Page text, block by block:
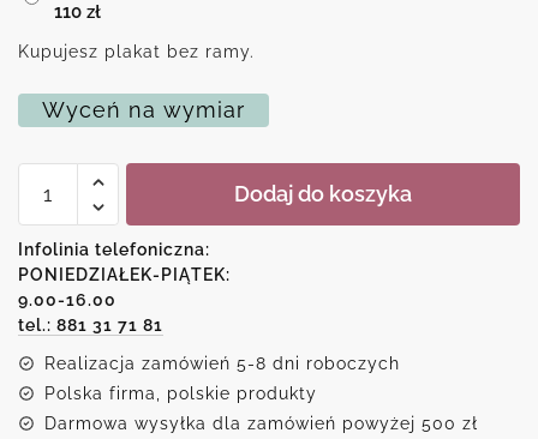
110 zł
Kupujesz plakat bez ramy.
Wyceń na wymiar
Plakat
świata
Dodaj do koszyka
Infolinia telefoniczna:
PONIEDZIAŁEK-PIĄTEK:
9.00-16.00
tel.: 881 31 71 81
Realizacja zamówień 5-8 dni roboczych
Polska firma, polskie produkty
Darmowa wysyłka dla zamówień powyżej 500 zł